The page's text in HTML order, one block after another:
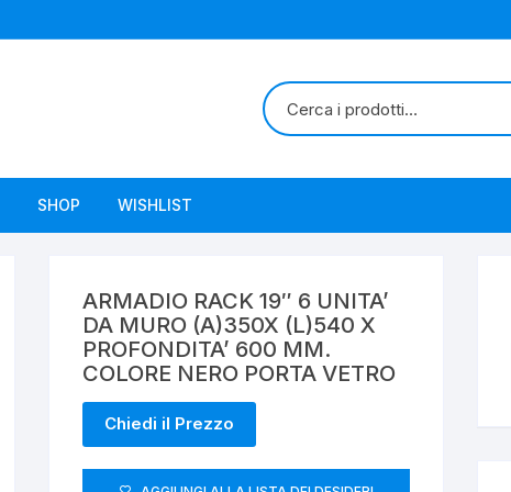
SHOP WISHLIST
ARMADIO RACK 19″ 6 UNITA’
DA MURO (A)350X (L)540 X
PROFONDITA’ 600 MM.
COLORE NERO PORTA VETRO
Chiedi il Prezzo